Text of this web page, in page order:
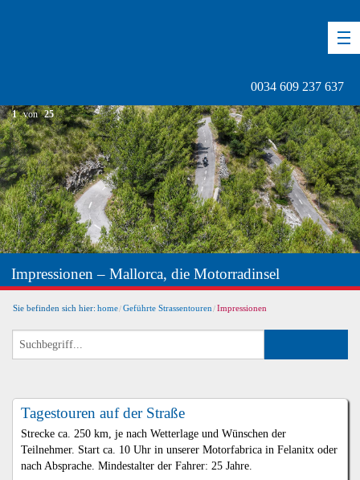
0034 609 237 637
Impressionen – Mallorca, die Motorradinsel
1 von 25
Sie befinden sich hier: home Geführte Strassentouren Impressionen
Tagestouren auf der Straße
Strecke ca. 250 km, je nach Wetterlage und Wünschen der
Teilnehmer. Start ca. 10 Uhr in unserer Motorfabrica in Felanitx oder
nach Absprache. Mindestalter der Fahrer: 25 Jahre.